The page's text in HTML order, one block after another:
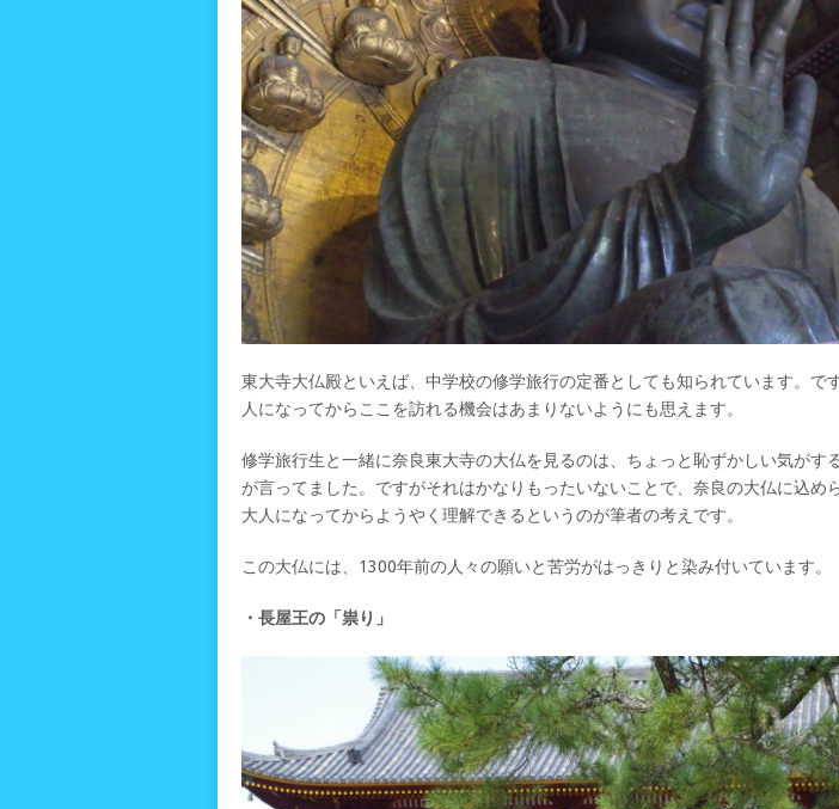
東大寺大仏殿といえば、中学校の修学旅行の定番としても知られています。で
人になってからここを訪れる機会はあまりないようにも思えます。
修学旅行生と一緒に奈良東大寺の大仏を見るのは、ちょっと恥ずかしい気が
が言ってました。ですがそれはかなりもったいないことで、奈良の大仏に込め
大人になってからようやく理解できるというのが筆者の考えです。
この大仏には、1300年前の人々の願いと苦労がはっきりと染み付いています。
・長屋王の「祟り」